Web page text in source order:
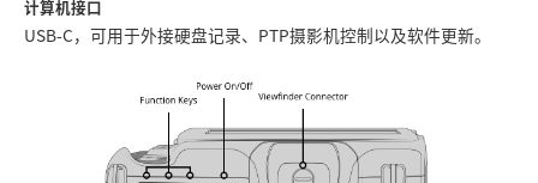
计算机接口
USB-C，可用于外接硬盘记录、PTP摄影机控制以及软件更新。